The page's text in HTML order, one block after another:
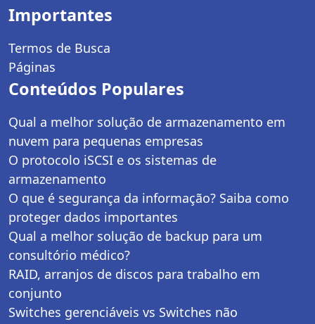
Importantes
Termos de Busca
Páginas
Conteúdos Populares
Qual a melhor solução de armazenamento em
nuvem para pequenas empresas
O protocolo iSCSI e os sistemas de
armazenamento
O que é segurança da informação? Saiba como
proteger dados importantes
Qual a melhor solução de backup para um
consultório médico?
RAID, arranjos de discos para trabalho em
conjunto
Switches gerenciáveis vs Switches não